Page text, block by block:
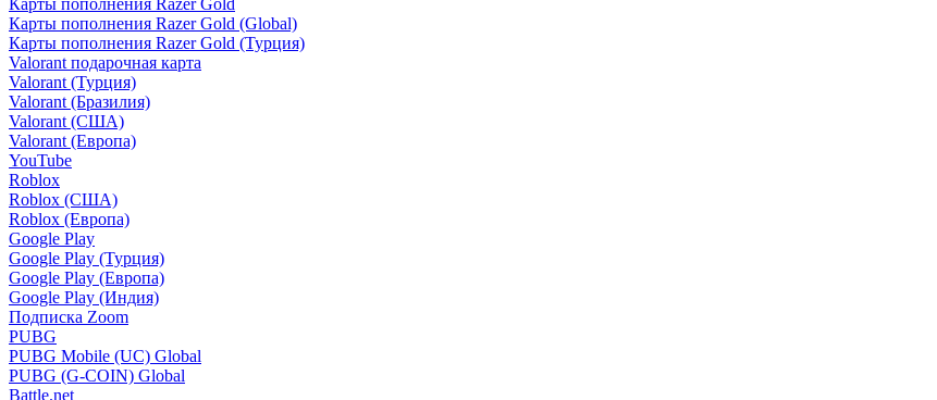
Карты пополнения Razer Gold
Карты пополнения Razer Gold (Global)
Карты пополнения Razer Gold (Турция)
Valorant подарочная карта
Valorant (Турция)
Valorant (Бразилия)
Valorant (США)
Valorant (Европа)
YouTube
Roblox
Roblox (США)
Roblox (Европа)
Google Play
Google Play (Турция)
Google Play (Европа)
Google Play (Индия)
Подписка Zoom
PUBG
PUBG Mobile (UC) Global
PUBG (G-COIN) Global
Battle.net